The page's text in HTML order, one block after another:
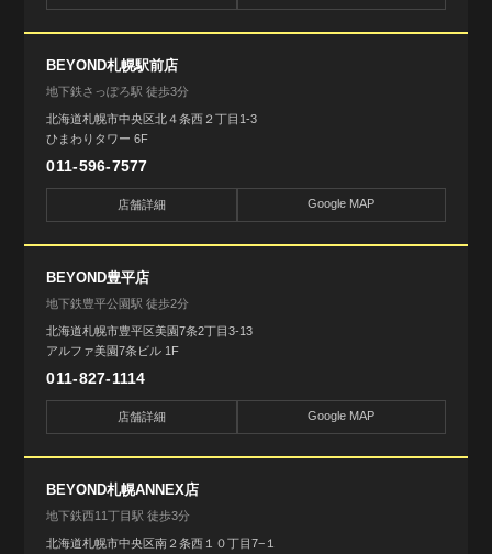
BEYOND札幌駅前店
地下鉄さっぽろ駅 徒歩3分
北海道札幌市中央区北４条西２丁目1-3
ひまわりタワー 6F
011-596-7577
店舗詳細 Google MAP
BEYOND豊平店
地下鉄豊平公園駅 徒歩2分
北海道札幌市豊平区美園7条2丁目3-13
アルファ美園7条ビル 1F
011-827-1114
店舗詳細 Google MAP
BEYOND札幌ANNEX店
地下鉄西11丁目駅 徒歩3分
北海道札幌市中央区南２条西１０丁目7−１